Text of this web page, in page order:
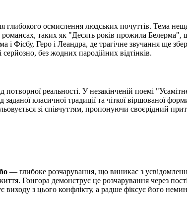
осмислення людських почуттів. Тема
романсах, таких як "Десять років прожила
Фісбу, Геро і Леандра, де трагічне звучання ще
без жодних пародійних відтінків.
реальності. У незакінченій поемі
класичної традиції та чіткої віршованої
зі співчуттям, пропонуючи своєрідний
— глибоке розчарування, що виникає з
Гонгора демонструє це розчарування через
з цього конфлікту, а радше фіксує його